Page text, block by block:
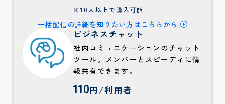
※10人以上で購入可能
一括配信の詳細を知りたい方はこちらから
ビジネスチャット
社内コミュニケーションのチャット
ツール。メンバーとスピーディに情
報共有できます。
110円/利用者